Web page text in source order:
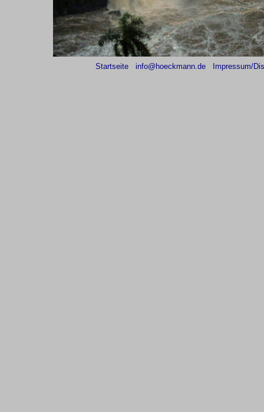
Startseite info@hoeckmann.de Impressum/